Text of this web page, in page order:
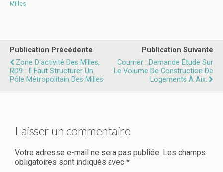
Milles
Publication Précédente
Zone D'activité Des Milles,
RD9 : Il Faut Structurer Un
Pôle Métropolitain Des Milles
Publication Suivante
Courrier : Demande Étude Sur
Le Volume De Construction De
Logements À Aix.
Laisser un commentaire
Votre adresse e-mail ne sera pas publiée. Les champs
obligatoires sont indiqués avec *